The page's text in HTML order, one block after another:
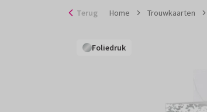
Terug Home Trouwkaarten
Foliedruk
Foliedruk
Foliedruk
Foliedruk
Foliedruk